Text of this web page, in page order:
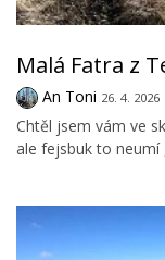
Malá Fatra z
An Toni 26. 4. 2026
Chtěl jsem vám ve
ale fejsbuk to